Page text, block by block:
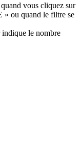
vous cliquez sur
ou quand le filtre se
indique le nombre